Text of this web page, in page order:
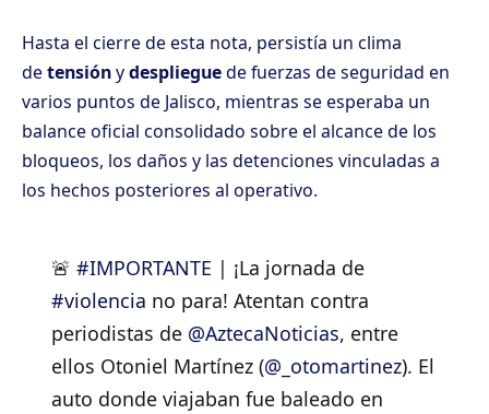
Hasta el cierre de esta nota, persistía un clima
detensiónydesplieguede fuerzas de seguridad en
varios puntos de Jalisco, mientras se esperaba un
balance oficial consolidado sobre el alcance de los
bloqueos, los daños y las detenciones vinculadas a
los hechos posteriores al operativo.
🚨 #IMPORTANTE | ¡La jornada de
#violencia no para! Atentan contra
periodistas de @AztecaNoticias, entre
ellos Otoniel Martínez (@_otomartinez). El
auto donde viajaban fue baleado en